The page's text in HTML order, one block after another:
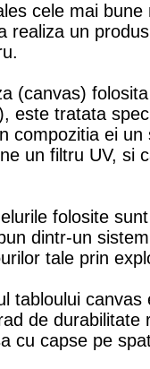
cele mai
realiza un
(canvas)
este tratata
compozitia ei
un filtru UV, si
folosite
dintr-un
tale prin
tabloului
de durabilitate
cu capse pe